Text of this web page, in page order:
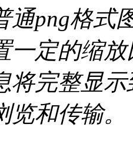
通png格式
一定的缩
将完整显
和传输。